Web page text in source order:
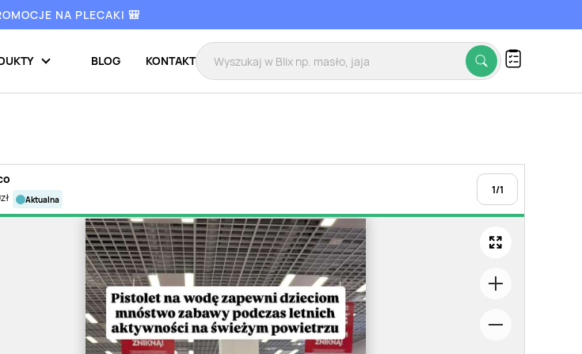
NA PLECAKI 🎒
BLOG KONTAKT
zł aktualna
1/1